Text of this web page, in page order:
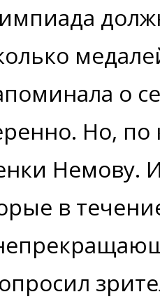
о
Но,
Немову.
в